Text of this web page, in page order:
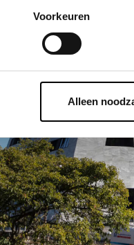
Voorkeuren
Alleen